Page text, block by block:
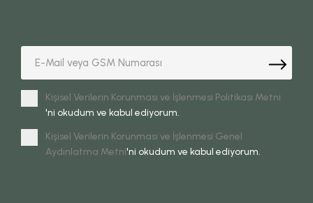
Kişisel Verilerin Korunması ve İşlenmesi Politikası Metni
'ni okudum ve kabul ediyorum.
Kişisel Verilerin Korunması ve İşlenmesi Genel
Aydınlatma Metni'ni okudum ve kabul ediyorum.